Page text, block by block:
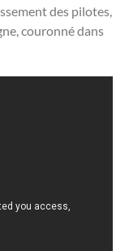
des pilotes,
couronné dans